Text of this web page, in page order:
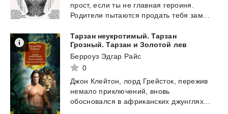
прост, если ты не главная героиня.
Родители пытаются продать тебя зам...
Тарзан неукротимый. Тарзан
Грозный. Тарзан и Золотой лев
Берроуз Эдгар Райс
0
Джон Клейтон, лорд Грейсток,
пережив
немало приключений,
вновь
обосновался в африканских джунглях...